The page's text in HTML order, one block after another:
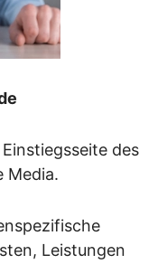
des
Media.
Leistungen